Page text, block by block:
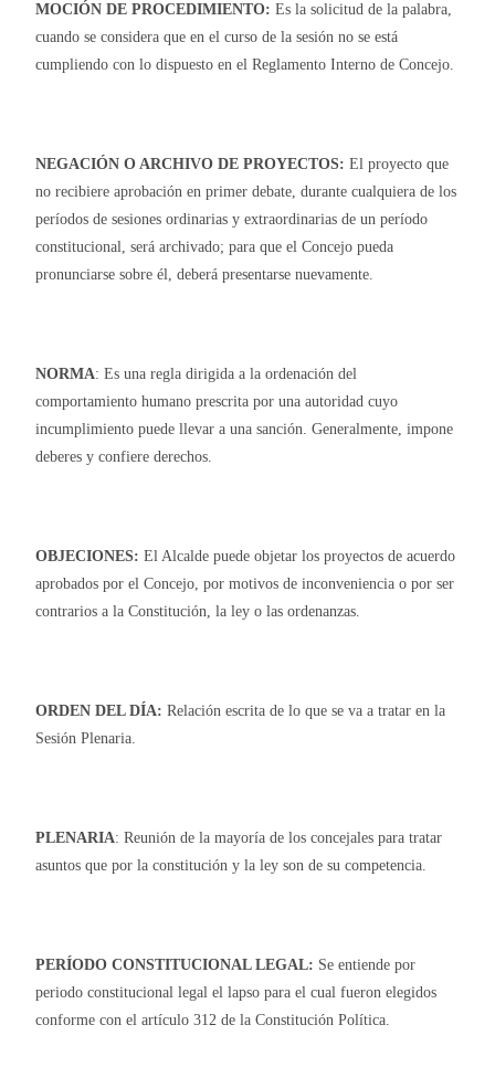
MOCIÓN DE PROCEDIMIENTO: Es la solicitud de la palabra,
cuando se considera que en el curso de la sesión no se está
cumpliendo con lo dispuesto en el Reglamento Interno de Concejo.
NEGACIÓN O ARCHIVO DE PROYECTOS: El proyecto que
no recibiere aprobación en primer debate, durante cualquiera de los
períodos de sesiones ordinarias y extraordinarias de un período
constitucional, será archivado; para que el Concejo pueda
pronunciarse sobre él, deberá presentarse nuevamente.
NORMA: Es una regla dirigida a la ordenación del
comportamiento humano prescrita por una autoridad cuyo
incumplimiento puede llevar a una sanción. Generalmente, impone
deberes y confiere derechos.
OBJECIONES: El Alcalde puede objetar los proyectos de acuerdo
aprobados por el Concejo, por motivos de inconveniencia o por ser
contrarios a la Constitución, la ley o las ordenanzas.
ORDEN DEL DÍA: Relación escrita de lo que se va a tratar en la
Sesión Plenaria.
PLENARIA: Reunión de la mayoría de los concejales para tratar
asuntos que por la constitución y la ley son de su competencia.
PERÍODO CONSTITUCIONAL LEGAL: Se entiende por
periodo constitucional legal el lapso para el cual fueron elegidos
conforme con el artículo 312 de la Constitución Política.